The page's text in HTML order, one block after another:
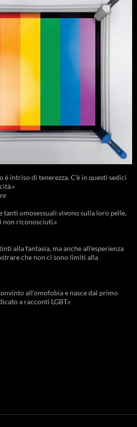
è intriso di tenerezza. C'è in questi sedici
tanti omosessuali vivono sulla loro pelle,
riconosciuti.»
alla fantasia, ma anche all’esperienza
che non ci sono limiti alla
all’omofobia e nasce dal primo
a racconti LGBT.»